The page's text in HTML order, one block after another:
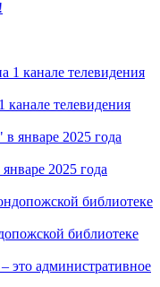
канале телевидения
2025 года
библиотеке